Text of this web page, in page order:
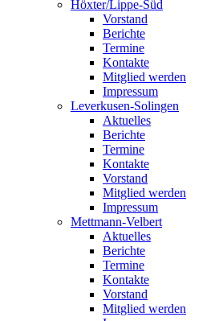
Höxter/Lippe-Süd
Vorstand
Berichte
Termine
Kontakte
Mitglied werden
Impressum
Leverkusen-Solingen
Aktuelles
Berichte
Termine
Kontakte
Vorstand
Mitglied werden
Impressum
Mettmann-Velbert
Aktuelles
Berichte
Termine
Kontakte
Vorstand
Mitglied werden